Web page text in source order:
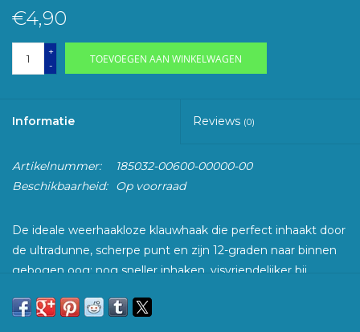
€4,90
+
-
TOEVOEGEN AAN WINKELWAGEN
Informatie Reviews (0)
Artikelnummer:
185032-00600-00000-00
Beschikbaarheid:
Op voorraad
De ideale weerhaakloze klauwhaak die perfect inhaakt door
de ultradunne, scherpe punt en zijn 12-graden naar binnen
gebogen oog; nog sneller inhaken, visvriendelijker bij
betaalwateren. Een ideale haak wanneer de vis een